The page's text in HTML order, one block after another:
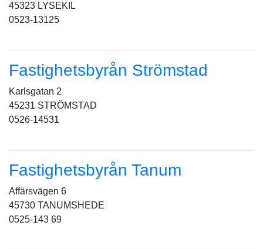
45323 LYSEKIL
0523-13125
Fastighetsbyrån Strömstad
Karlsgatan 2
45231 STRÖMSTAD
0526-14531
Fastighetsbyrån Tanum
Affärsvägen 6
45730 TANUMSHEDE
0525-143 69